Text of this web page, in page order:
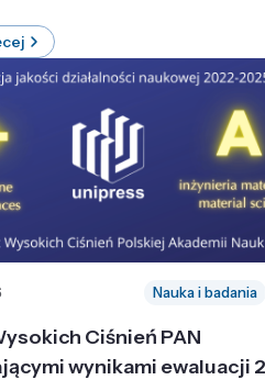
Nauka i badania
Ciśnień PAN
wynikami ewaluacji